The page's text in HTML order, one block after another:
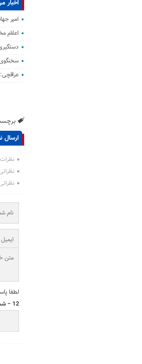
اخبار
امیر
اعلام
عراقچی:
ارسال
لطفا
12 − شش =